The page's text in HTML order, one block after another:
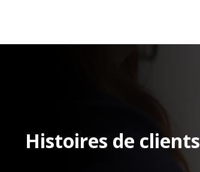
Histoires de clients